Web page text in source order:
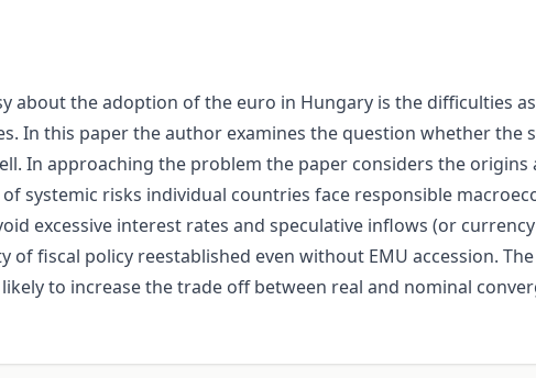
about the adoption of the euro in Hungary is the difficulties
In this paper the author examines the question whether
In approaching the problem the paper considers the
systemic risks individual countries face responsible
excessive interest rates and speculative inflows (or
of fiscal policy reestablished even without EMU accession.
to increase the trade off between real and nominal